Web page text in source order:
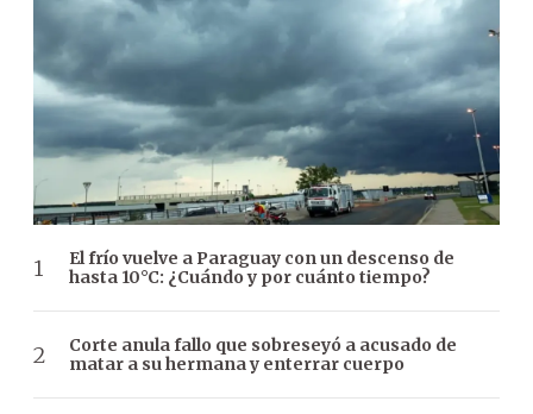
El frío vuelve a Paraguay con un descenso de
hasta 10°C: ¿Cuándo y por cuánto tiempo?
Corte anula fallo que sobreseyó a acusado de
matar a su hermana y enterrar cuerpo